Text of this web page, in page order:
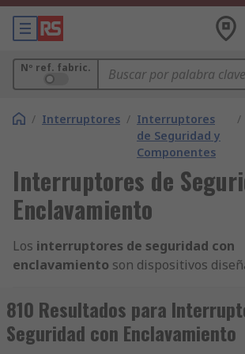
Nº ref. fabric.
/ Interruptores / Interruptores
de Seguridad y
Componentes
/
Interruptores de
Enclavamiento
Los interruptores de seguridad con
enclavamiento son dispositivos
operar si una puerta de protección,
acceso no está correctamente cerrado o
bloqueado.
810 Resultados para
Seguridad con Enclavamiento